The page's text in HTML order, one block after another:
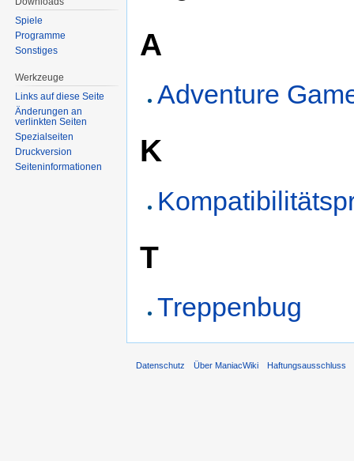
A
Adventure
K
T
Treppenbug
Spiele
Programme
Sonstiges
Werkzeuge
Links auf diese Seite
Änderungen an
verlinkten Seiten
Spezialseiten
Druckversion
Seiten­informationen
Datenschutz Über ManiacWiki Haftungsausschluss